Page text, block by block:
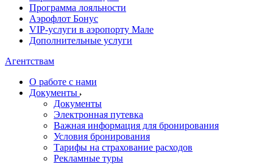
Программа лояльности
Аэрофлот Бонус
VIP-услуги в аэропорту Мале
Дополнительные услуги
Агентствам
О работе с нами
Документы
Документы
Электронная путевка
Важная информация для бронирования
Условия бронирования
Тарифы на страхование расходов
Рекламные туры